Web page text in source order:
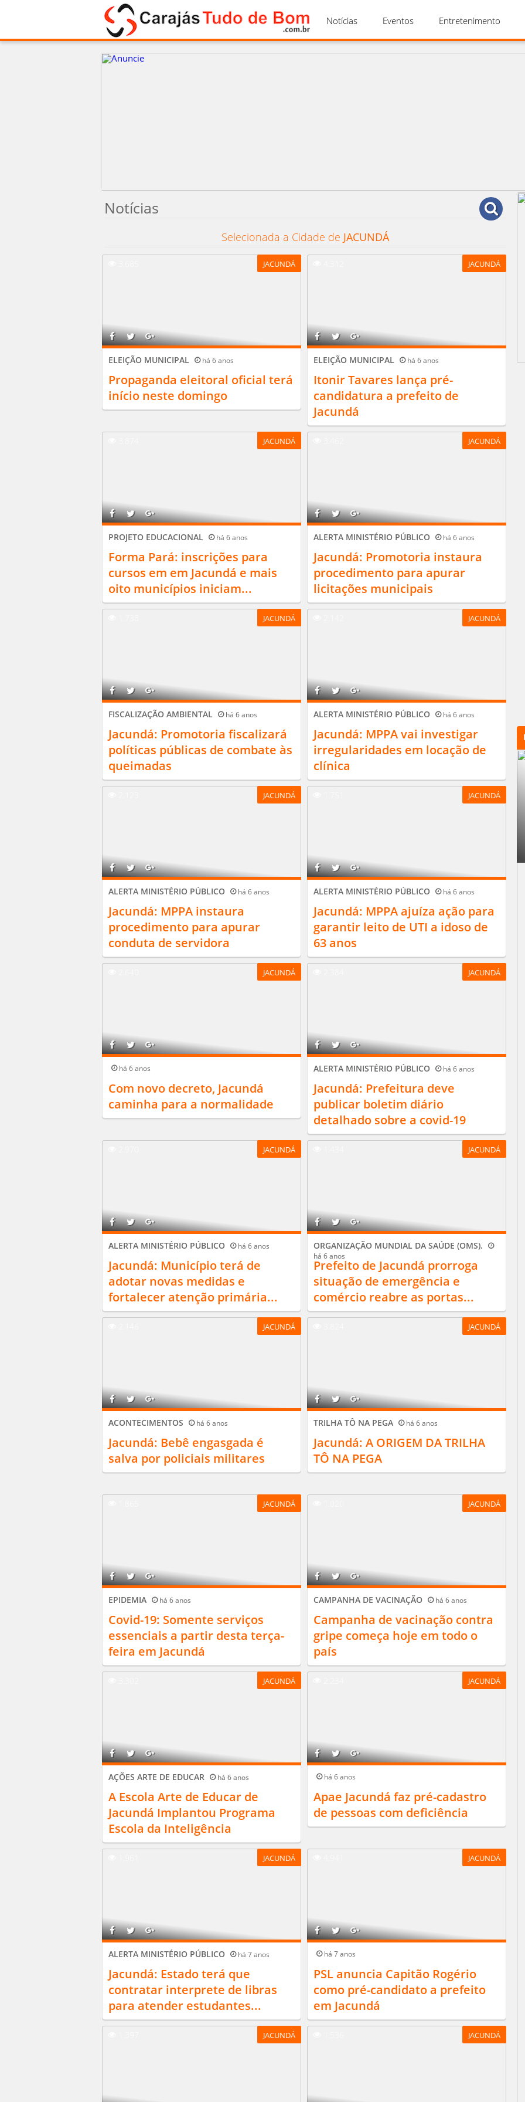
Notícias Eventos Entretenimento
Notícias
Selecionada a Cidade de JACUNDÁ
JACUNDÁ
ELEIÇÃO MUNICIPAL há 6 anos
Propaganda eleitoral oficial terá
início neste domingo
JACUNDÁ
ELEIÇÃO MUNICIPAL há 6 anos
Itonir Tavares lança pré-
candidatura a prefeito de
Jacundá
JACUNDÁ
PROJETO EDUCACIONAL há 6 anos
Forma Pará: inscrições para
cursos em em Jacundá e mais
oito municípios iniciam...
JACUNDÁ
ALERTA MINISTÉRIO PÚBLICO há 6 anos
Jacundá: Promotoria instaura
procedimento para apurar
licitações municipais
JACUNDÁ
FISCALIZAÇÃO AMBIENTAL há 6 anos
Jacundá: Promotoria fiscalizará
políticas públicas de combate às
queimadas
JACUNDÁ
ALERTA MINISTÉRIO PÚBLICO há 6 anos
Jacundá: MPPA vai investigar
irregularidades em locação de
clínica
JACUNDÁ
ALERTA MINISTÉRIO PÚBLICO há 6 anos
Jacundá: MPPA instaura
procedimento para apurar
conduta de servidora
JACUNDÁ
ALERTA MINISTÉRIO PÚBLICO há 6 anos
Jacundá: MPPA ajuíza ação para
garantir leito de UTI a idoso de
63 anos
JACUNDÁ
há 6 anos
Com novo decreto, Jacundá
caminha para a normalidade
JACUNDÁ
ALERTA MINISTÉRIO PÚBLICO há 6 anos
Jacundá: Prefeitura deve
publicar boletim diário
detalhado sobre a covid-19
JACUNDÁ
ALERTA MINISTÉRIO PÚBLICO há 6 anos
Jacundá: Município terá de
adotar novas medidas e
fortalecer atenção primária...
JACUNDÁ
ORGANIZAÇÃO MUNDIAL DA SAÚDE (OMS).
há 6 anos
Prefeito de Jacundá prorroga
situação de emergência e
comércio reabre as portas...
JACUNDÁ
ACONTECIMENTOS há 6 anos
Jacundá: Bebê engasgada é
salva por policiais militares
JACUNDÁ
TRILHA TÔ NA PEGA há 6 anos
Jacundá: A ORIGEM DA TRILHA
TÔ NA PEGA
JACUNDÁ
EPIDEMIA há 6 anos
Covid-19: Somente serviços
essenciais a partir desta terça-
feira em Jacundá
JACUNDÁ
CAMPANHA DE VACINAÇÃO há 6 anos
Campanha de vacinação contra
gripe começa hoje em todo o
país
JACUNDÁ
AÇÕES ARTE DE EDUCAR há 6 anos
A Escola Arte de Educar de
Jacundá Implantou Programa
Escola da Inteligência
JACUNDÁ
há 6 anos
Apae Jacundá faz pré-cadastro
de pessoas com deficiência
JACUNDÁ
ALERTA MINISTÉRIO PÚBLICO há 7 anos
Jacundá: Estado terá que
contratar interprete de libras
para atender estudantes...
JACUNDÁ
há 7 anos
PSL anuncia Capitão Rogério
como pré-candidato a prefeito
em Jacundá
JACUNDÁ JACUNDÁ